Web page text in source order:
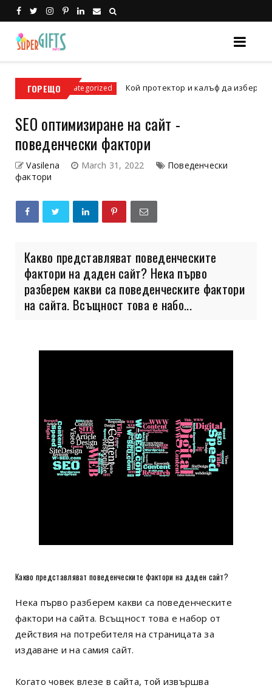
ГОРЕЩОКой протектор и калъф да изберем за iPhone 17 и
SEO оптимизиране на сайт -
поведенчески фактори
Vasilena March 31, 2022
Поведенчески
фактори
Какво представляват поведенческите
фактори на даден сайт? Нека първо
разберем какви са поведенческите фактори
на сайта. Всъщност това е набо...
Какво представляват поведенческите фактори на даден сайт?
Нека първо разберем какви са поведенческите
фактори на сайта. Всъщност това е набор от
действия на потребителя на страницата за
издаване и на самия сайт.
Когато човек влезе в сайта, той извършва